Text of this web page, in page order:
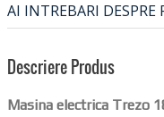
AI INTREBARI DESPRE
Descriere Produs
Masina electrica Trezo